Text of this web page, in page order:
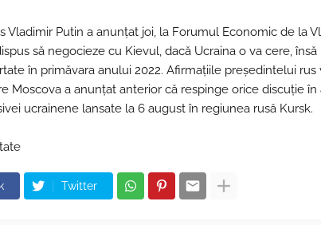
Vladimir Putin a anunțat joi, la Forumul Economic de la
să negocieze cu Kievul, dacă Ucraina o va cere, însă
în primăvara anului 2022. Afirmațiile președintelui rus
Moscova a anunțat anterior că respinge orice discuție în
ucrainene lansate la 6 august în regiunea rusă Kursk.
Twitter